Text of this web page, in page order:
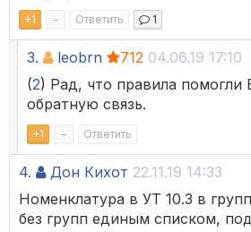
+1 – Ответить 1
3. leobrn 712 04.06.19 17:10
(2) Рад, что правила помогли
обратную связь.
+1 – Ответить
4. Дон Кихот 22.11.19 14:33
Номенклатура в УТ 10.3 в
без групп единым списком,